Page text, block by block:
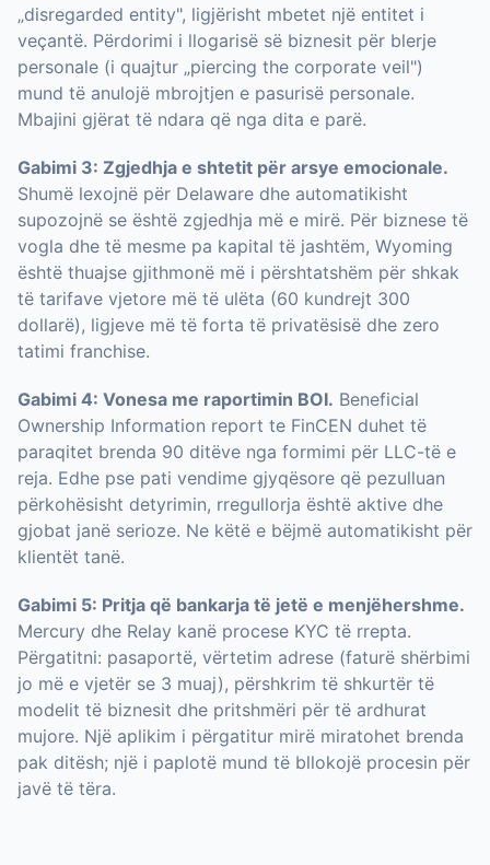
„disregarded entity", ligjërisht mbetet një entitet i
veçantë. Përdorimi i llogarisë së biznesit për blerje
personale (i quajtur „piercing the corporate veil")
mund të anulojë mbrojtjen e pasurisë personale.
Mbajini gjërat të ndara që nga dita e parë.
Gabimi 3: Zgjedhja e shtetit për arsye emocionale.
Shumë lexojnë për Delaware dhe automatikisht
supozojnë se është zgjedhja më e mirë. Për biznese të
vogla dhe të mesme pa kapital të jashtëm, Wyoming
është thuajse gjithmonë më i përshtatshëm për shkak
të tarifave vjetore më të ulëta (60 kundrejt 300
dollarë), ligjeve më të forta të privatësisë dhe zero
tatimi franchise.
Gabimi 4: Vonesa me raportimin BOI. Beneficial
Ownership Information report te FinCEN duhet të
paraqitet brenda 90 ditëve nga formimi për LLC-të e
reja. Edhe pse pati vendime gjyqësore që pezulluan
përkohësisht detyrimin, rregullorja është aktive dhe
gjobat janë serioze. Ne këtë e bëjmë automatikisht për
klientët tanë.
Gabimi 5: Pritja që bankarja të jetë e menjëhershme.
Mercury dhe Relay kanë procese KYC të rrepta.
Përgatitni: pasaportë, vërtetim adrese (faturë shërbimi
jo më e vjetër se 3 muaj), përshkrim të shkurtër të
modelit të biznesit dhe pritshmëri për të ardhurat
mujore. Një aplikim i përgatitur mirë miratohet brenda
pak ditësh; një i paplotë mund të bllokojë procesin për
javë të tëra.